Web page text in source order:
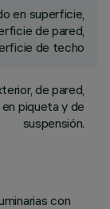
en superficie,
de pared,
de techo
de pared,
piqueta y de
suspensión.
con